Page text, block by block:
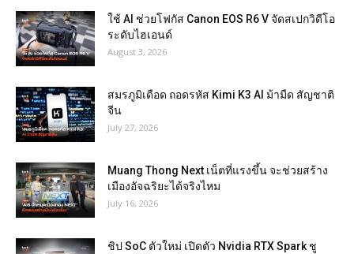
ใช้ AI ช่วยโฟกัส Canon EOS R6 V จัดสเปกวิดีโอ
ระดับไฮเอนด์
August 3, 2026
สมรภูมิเดือด ถอดรหัส Kimi K3 AI ม้ามืด สัญชาติ
จีน
July 27, 2026
Muang Thong Next เน็ตที่แรงขึ้น จะช่วยสร้าง
เมืองอัจฉริยะได้จริงไหม
July 16, 2026
ชิป SoC ตัวใหม่ เปิดตัว Nvidia RTX Spark ชู